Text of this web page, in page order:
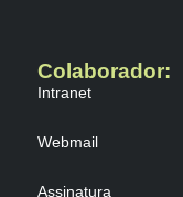
Colaborador:
Intranet
Webmail
Assinatura